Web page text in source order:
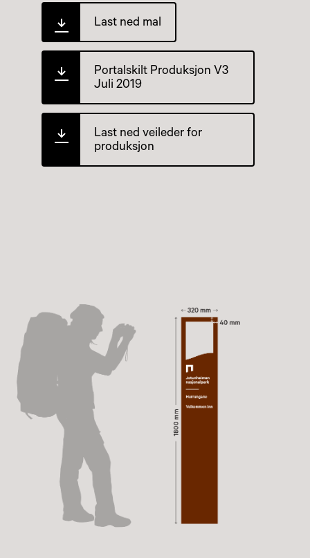
Last ned mal
Portalskilt Produksjon V3
Juli 2019
Last ned veileder for
produksjon